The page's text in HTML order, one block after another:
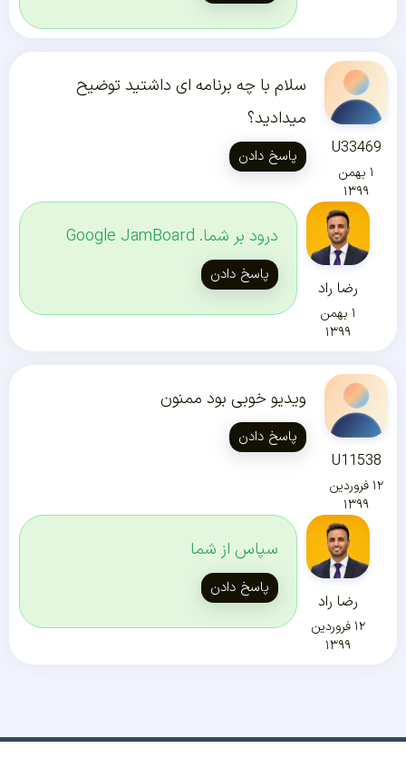
U33469
۱ بهمن
۱۳۹۹
سلام با چه برنامه ای داشتید توضیح
میدادید؟
پاسخ دادن
رضا راد
۱ بهمن
۱۳۹۹
درود بر شما. Google JamBoard
پاسخ دادن
U11538
۱۲ فروردین
۱۳۹۹
ویدیو خوبی بود ممنون
پاسخ دادن
رضا راد
۱۲ فروردین
۱۳۹۹
سپاس از شما
پاسخ دادن